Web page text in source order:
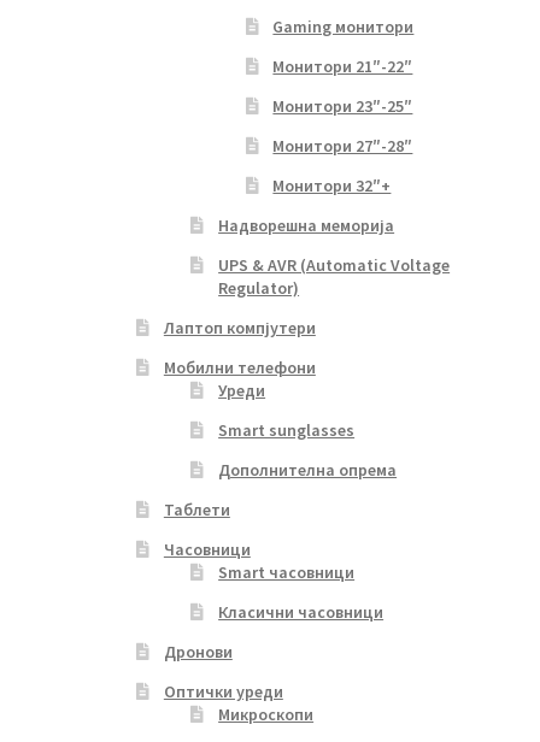
Gaming монитори
Монитори 21″-22″
Монитори 23″-25″
Монитори 27″-28″
Монитори 32″+
Надворешна меморија
UPS & AVR (Automatic Voltage
Regulator)
Лаптоп компјутери
Мобилни телефони
Уреди
Smart sunglasses
Дополнителна опрема
Таблети
Часовници
Smart часовници
Класични часовници
Дронови
Оптички уреди
Микроскопи